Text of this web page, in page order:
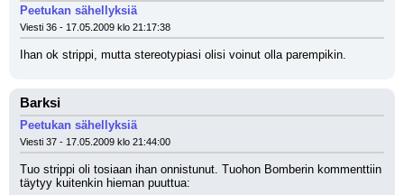
Peetukan sähellyksiä
Viesti 36 - 17.05.2009 klo 21:17:38
Ihan ok strippi, mutta stereotypiasi olisi voinut olla parempikin.
Barksi
Peetukan sähellyksiä
Viesti 37 - 17.05.2009 klo 21:44:00
Tuo strippi oli tosiaan ihan onnistunut. Tuohon Bomberin kommenttiin
täytyy kuitenkin hieman puuttua: